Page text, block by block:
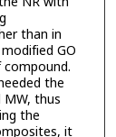
than in
GO
compound.
the
MW, thus
the
it